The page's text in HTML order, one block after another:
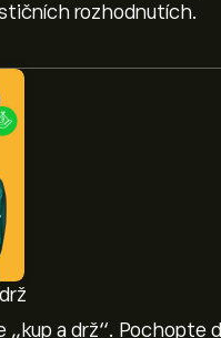
rozhodnutích.
a drž“. Pochopte
Japan EUR Hedged